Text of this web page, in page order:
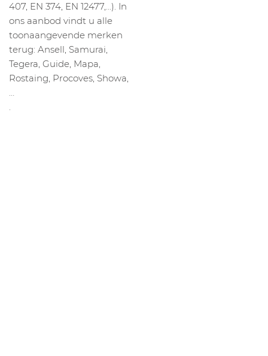
407, EN 374, EN 12477,…). In
ons aanbod vindt u alle
toonaangevende merken
terug: Ansell, Samurai,
Tegera, Guide, Mapa,
Rostaing, Procoves, Showa,
…
.